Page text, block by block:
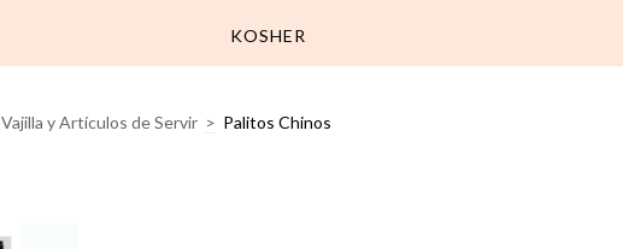
KOSHER
Vajilla y Artículos de Servir > Palitos Chinos